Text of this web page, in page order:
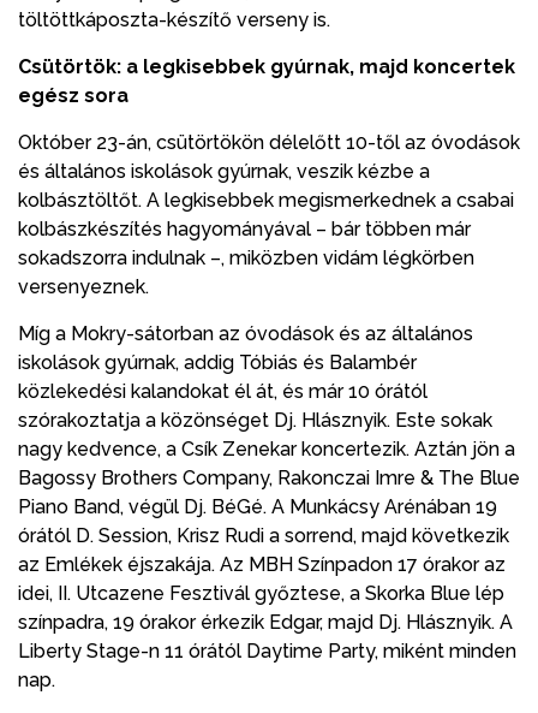
töltöttkáposzta-készítő verseny is.
Csütörtök: a legkisebbek gyúrnak, majd koncertek
egész sora
Október 23-án, csütörtökön délelőtt 10-től az óvodások
és általános iskolások gyúrnak, veszik kézbe a
kolbásztöltőt. A legkisebbek megismerkednek a csabai
kolbászkészítés hagyományával – bár többen már
sokadszorra indulnak –, miközben vidám légkörben
versenyeznek.
Míg a Mokry-sátorban az óvodások és az általános
iskolások gyúrnak, addig Tóbiás és Balambér
közlekedési kalandokat él át, és már 10 órától
szórakoztatja a közönséget Dj. Hlásznyik. Este sokak
nagy kedvence, a Csík Zenekar koncertezik. Aztán jön a
Bagossy Brothers Company, Rakonczai Imre & The Blue
Piano Band, végül Dj. BéGé. A Munkácsy Arénában 19
órától D. Session, Krisz Rudi a sorrend, majd következik
az Emlékek éjszakája. Az MBH Színpadon 17 órakor az
idei, II. Utcazene Fesztivál győztese, a Skorka Blue lép
színpadra, 19 órakor érkezik Edgar, majd Dj. Hlásznyik. A
Liberty Stage-n 11 órától Daytime Party, miként minden
nap.